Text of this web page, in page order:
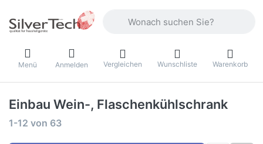
Menü Anmelden Vergleichen Wunschliste Warenkorb
Einbau Wein-, Flaschenkühlschrank
Suchergebnisse:
1-12 von 63